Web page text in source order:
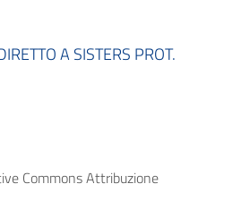
A SISTERS PROT.
Commons Attribuzione